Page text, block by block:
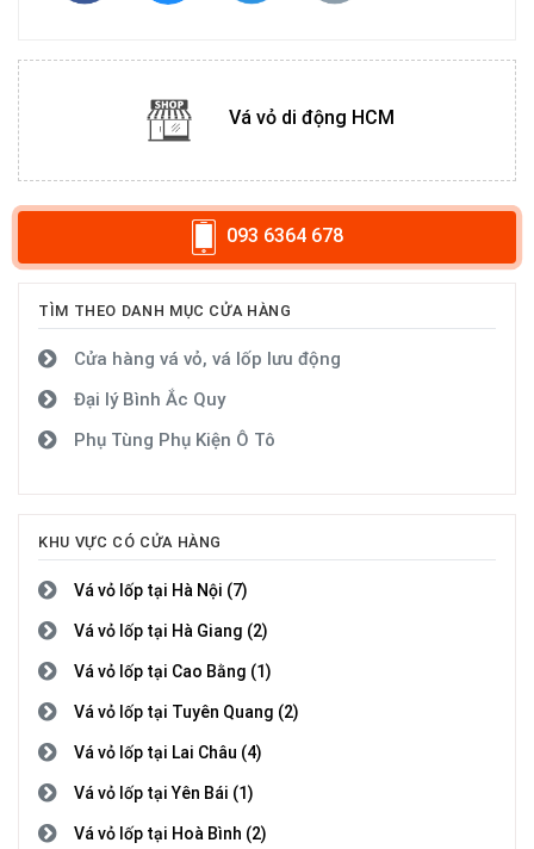
Vá vỏ di động HCM
093 6364 678
TÌM THEO DANH MỤC CỬA HÀNG
Cửa hàng vá vỏ, vá lốp lưu động
Đại lý Bình Ắc Quy
Phụ Tùng Phụ Kiện Ô Tô
KHU VỰC CÓ CỬA HÀNG
Vá vỏ lốp tại Hà Nội (7)
Vá vỏ lốp tại Hà Giang (2)
Vá vỏ lốp tại Cao Bằng (1)
Vá vỏ lốp tại Tuyên Quang (2)
Vá vỏ lốp tại Lai Châu (4)
Vá vỏ lốp tại Yên Bái (1)
Vá vỏ lốp tại Hoà Bình (2)